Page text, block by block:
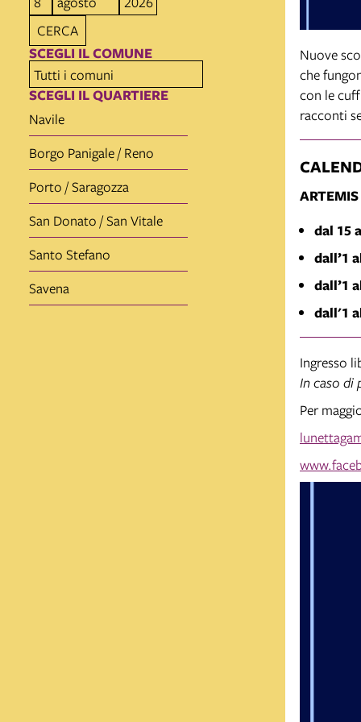
CERCA
SCEGLI IL COMUNE
SCEGLI IL QUARTIERE
Navile
Borgo Panigale / Reno
Porto / Saragozza
San Donato / San Vitale
Santo Stefano
Savena
Nuove
che
con le
racconti
dal 15
dall’1
dall’1
dall'1
Ingresso
In caso di
Per